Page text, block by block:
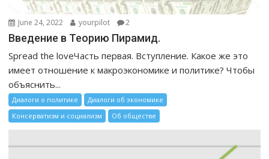
June 24, 2022 yourpilot 2
Введение в Теорию Пирамид.
Spread the loveЧасть первая. Вступление. Какое же это
имеет отношение к макроэкономике и политике? Чтобы
объяснить...
Диалоги о политике
Диалоги об экономике
Консерватизм и социализм
Об обществе